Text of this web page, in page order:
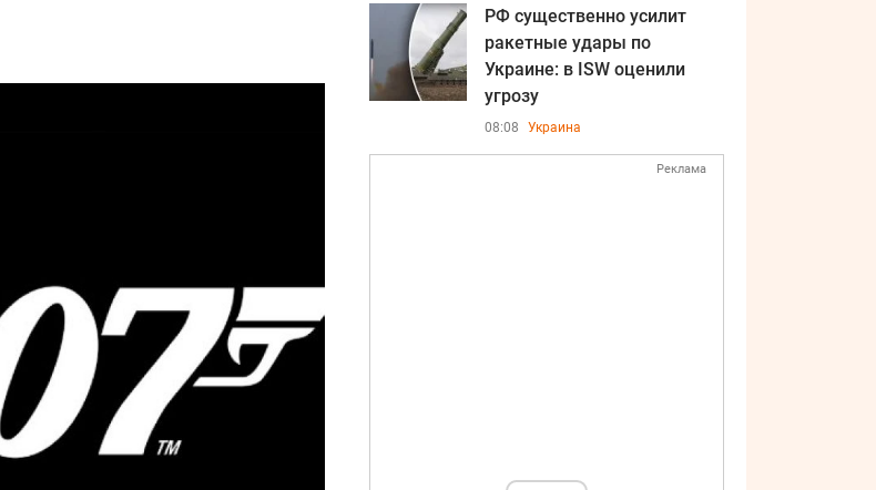
РФ существенно усилит
ракетные удары по
Украине: в ISW оценили
угрозу
08:08 Украина
Реклама